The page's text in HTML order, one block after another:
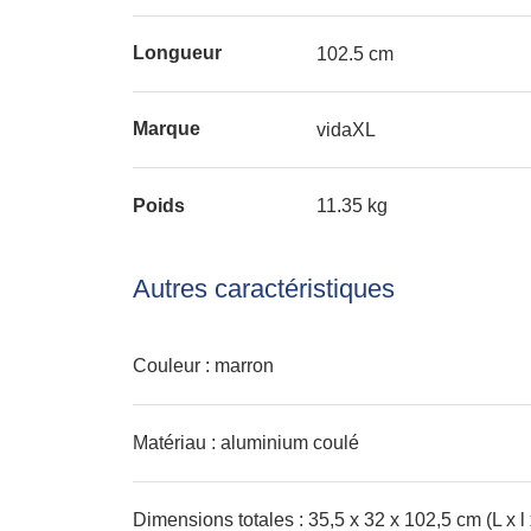
Longueur 102.5 cm
Marque vidaXL
Poids 11.35 kg
Autres caractéristiques
Couleur : marron
Matériau : aluminium coulé
Dimensions totales : 35,5 x 32 x 102,5 cm (L x l